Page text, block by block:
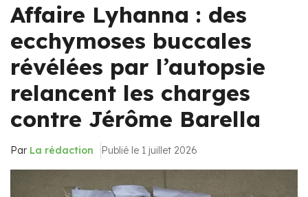
Affaire Lyhanna : des
ecchymoses buccales
révélées par l’autopsie
relancent les charges
contre Jérôme Barella
Par La rédaction Publié le 1 juillet 2026